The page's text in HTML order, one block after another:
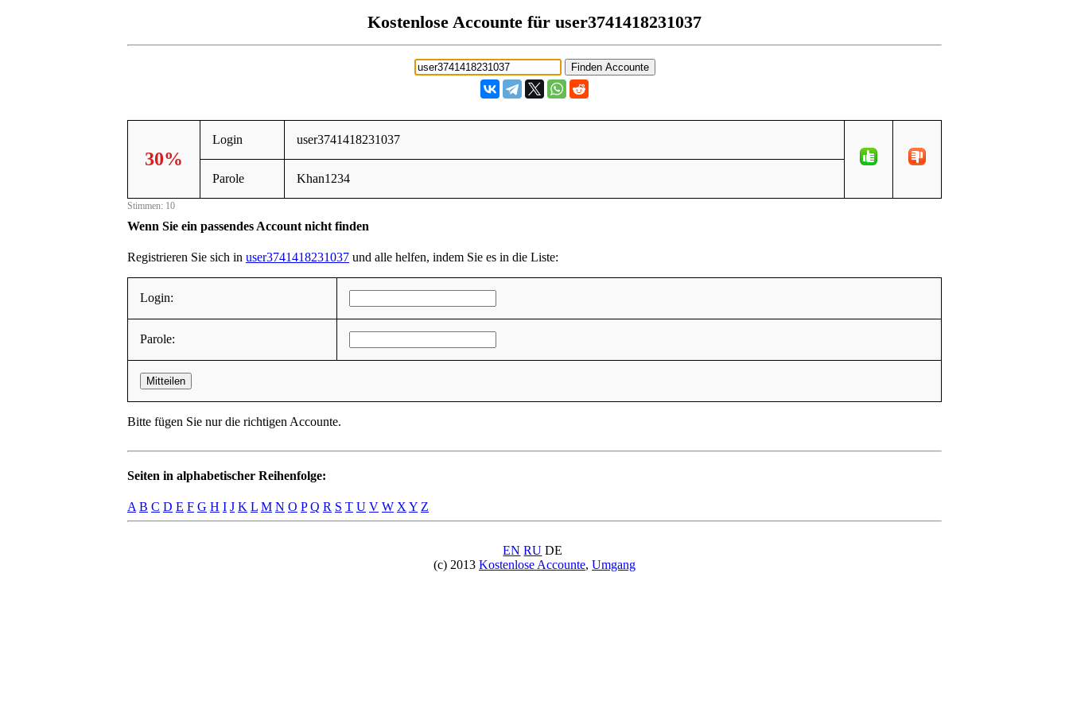
Kostenlose Accounte für user3741418231037
30%
Login user3741418231037
Parole Khan1234
Stimmen: 10
Wenn Sie ein passendes Account nicht finden
Registrieren Sie sich in user3741418231037 und alle helfen, indem Sie es in die Liste:
Login:
Parole:
Mitteilen
Bitte fügen Sie nur die richtigen Accounte.
Seiten in alphabetischer Reihenfolge:
A B C D E F G H I J K L M N O P Q R S T U V W XY Z
EN RU DE
(c) 2013 Kostenlose Accounte, Umgang